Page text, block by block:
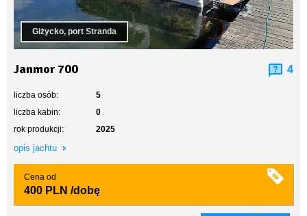
Giżycko, port Stranda
Janmor 700 4
liczba osób:
5
liczba kabin:
0
rok produkcji:
2025
opis jachtu
Cena od
400 PLN /dobę